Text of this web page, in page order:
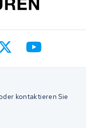
kontaktieren Sie